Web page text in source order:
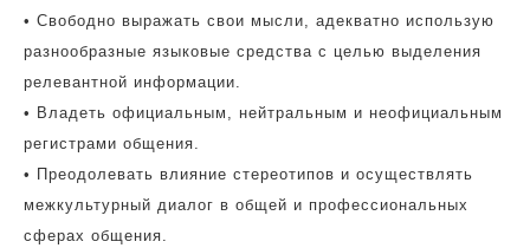
• Свободно выражать свои мысли, адекватно использую
разнообразные языковые средства с целью выделения
релевантной информации.
• Владеть официальным, нейтральным и неофициальным
регистрами общения.
• Преодолевать влияние стереотипов и осуществлять
межкультурный диалог в общей и профессиональных
сферах общения.